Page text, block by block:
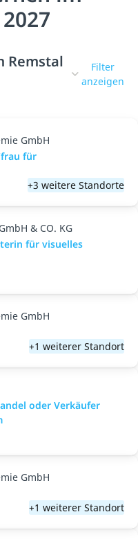
Remstal
Filter
anzeigen
GmbH
für
+3 weitere Standorte
& CO. KG
für visuelles
GmbH
+1 weiterer Standort
oder Verkäufer
GmbH
+1 weiterer Standort